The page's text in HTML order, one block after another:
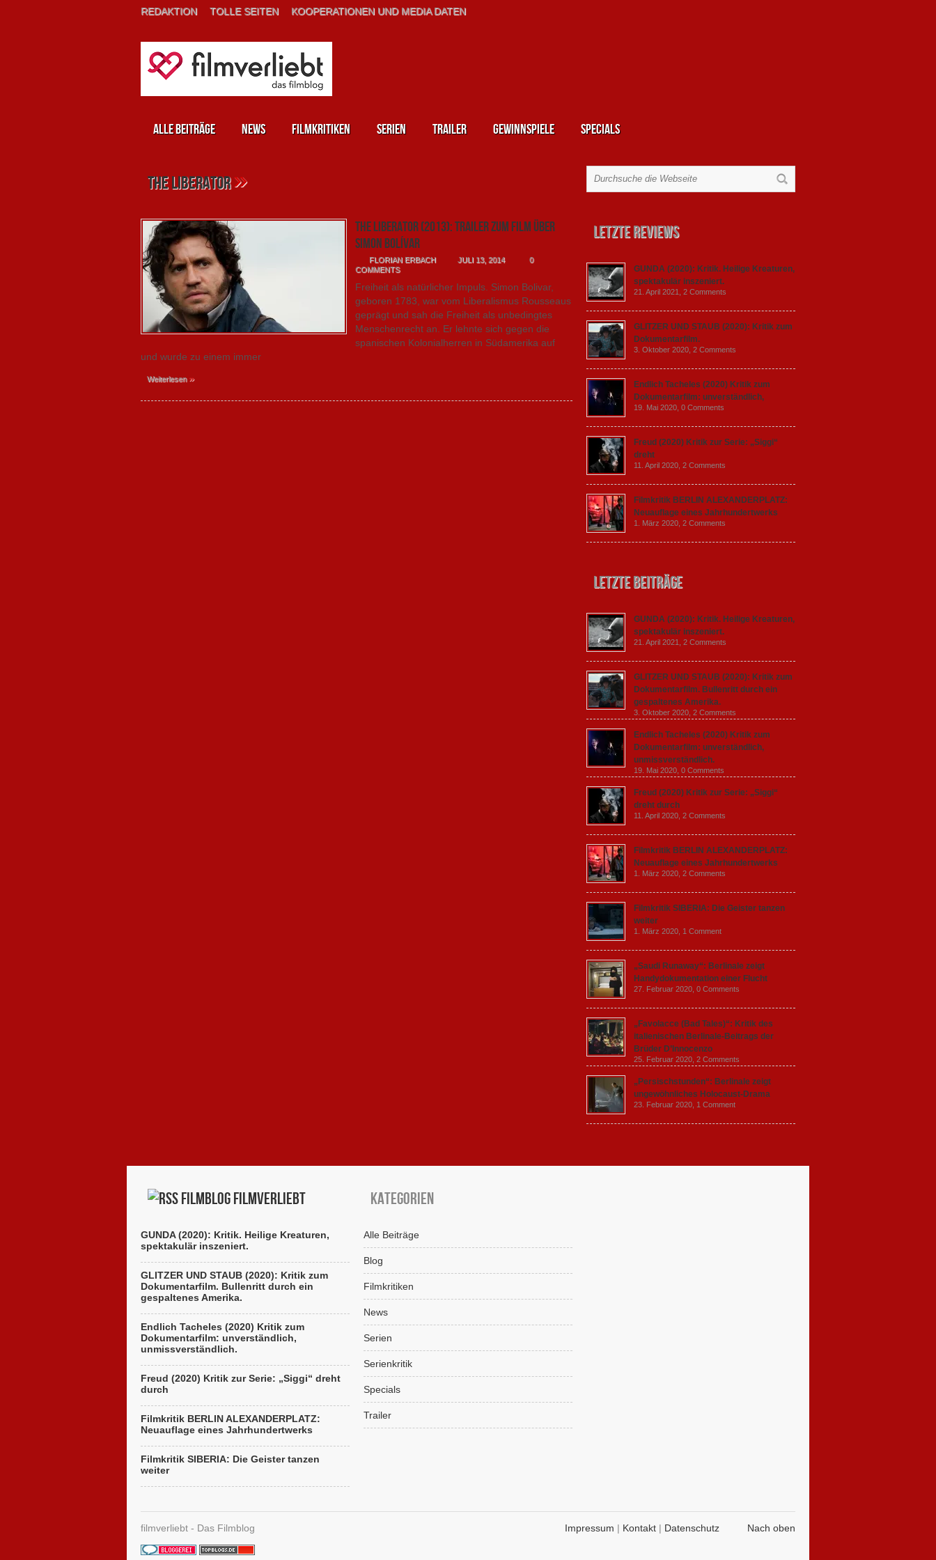
REDAKTION TOLLE SEITEN KOOPERATIONEN UND MEDIA DATEN
Alle Beiträge News Filmkritiken Serien Trailer Gewinnspiele Specials
the liberator»
The Liberator (2013): Trailer zum Film über
Simon Bolívar
FLORIAN ERBACH JULI 13, 2014
0
COMMENTS
Freiheit als natürlicher Impuls. Simon Bolivar,
geboren 1783, war vom Liberalismus Rousseaus
geprägt und sah die Freiheit als unbedingtes
Menschenrecht an. Er lehnte sich gegen die
spanischen Kolonialherren in Südamerika auf
und wurde zu einem immer
Weiterlesen »
Letzte Reviews
GUNDA (2020): Kritik. Heilige Kreaturen,
spektakulär inszeniert.
21. April 2021, 2 Comments
GLITZER UND STAUB (2020): Kritik zum
Dokumentarfilm.
3. Oktober 2020, 2 Comments
Endlich Tacheles (2020) Kritik zum
Dokumentarfilm: unverständlich,
19. Mai 2020, 0 Comments
Freud (2020) Kritik zur Serie: „Siggi“
dreht
11. April 2020, 2 Comments
Filmkritik BERLIN ALEXANDERPLATZ:
Neuauflage eines Jahrhundertwerks
1. März 2020, 2 Comments
Letzte Beiträge
GUNDA (2020): Kritik. Heilige Kreaturen,
spektakulär inszeniert.
21. April 2021, 2 Comments
GLITZER UND STAUB (2020): Kritik zum
Dokumentarfilm. Bullenritt durch ein
gespaltenes Amerika.
3. Oktober 2020, 2 Comments
Endlich Tacheles (2020) Kritik zum
Dokumentarfilm: unverständlich,
unmissverständlich.
19. Mai 2020, 0 Comments
Freud (2020) Kritik zur Serie: „Siggi“
dreht durch
11. April 2020, 2 Comments
Filmkritik BERLIN ALEXANDERPLATZ:
Neuauflage eines Jahrhundertwerks
1. März 2020, 2 Comments
Filmkritik SIBERIA: Die Geister tanzen
weiter
1. März 2020, 1 Comment
„Saudi Runaway“: Berlinale zeigt
Handydokumentation einer Flucht
27. Februar 2020, 0 Comments
„Favolacce (Bad Tales)“: Kritik des
italienischen Berlinale-Beitrags der
Brüder D’Innocenzo
25. Februar 2020, 2 Comments
„Persischstunden“: Berlinale zeigt
ungewöhnliches Holocaust-Drama
23. Februar 2020, 1 Comment
Filmblog filmverliebt
GUNDA (2020): Kritik. Heilige Kreaturen,
spektakulär inszeniert.
GLITZER UND STAUB (2020): Kritik zum
Dokumentarfilm. Bullenritt durch ein
gespaltenes Amerika.
Endlich Tacheles (2020) Kritik zum
Dokumentarfilm: unverständlich,
unmissverständlich.
Freud (2020) Kritik zur Serie: „Siggi“ dreht
durch
Filmkritik BERLIN ALEXANDERPLATZ:
Neuauflage eines Jahrhundertwerks
Filmkritik SIBERIA: Die Geister tanzen
weiter
Kategorien
Alle Beiträge
Blog
Filmkritiken
News
Serien
Serienkritik
Specials
Trailer
filmverliebt - Das Filmblog Impressum | Kontakt | Datenschutz Nach oben